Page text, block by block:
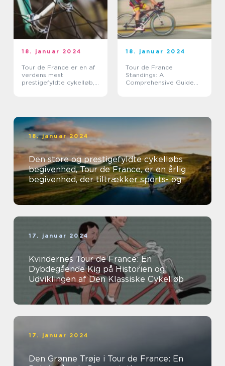
18. januar 2024
Tour de France er en af
verdens mest
prestigefyldte cykelløb,
18. januar 2024
Tour de France
Standings: A
Comprehensive Guide
18. januar 2024
Den store og prestigefyldte cykelløbs
begivenhed, Tour de France, er en årlig
begivenhed, der tiltrækker sports- og
fritidsentusiaster fra hele verden...
17. januar 2024
Kvindernes Tour de France: En
Dybdegående Kig på Historien og
Udviklingen af Den Klassiske Cykelløb
17. januar 2024
Den Grønne Trøje i Tour de France: En